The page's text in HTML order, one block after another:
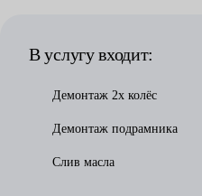
В услугу входит:
Демонтаж 2х колёс
Демонтаж подрамника
Слив масла